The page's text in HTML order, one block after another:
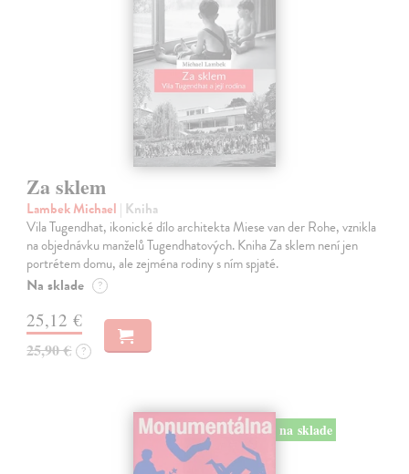
Za sklem
Lambek Michael | Kniha
Vila Tugendhat, ikonické dílo architekta Miese van der Rohe, vznikla
na objednávku manželů Tugendhatových. Kniha Za sklem není jen
portrétem domu, ale zejména rodiny s ním spjaté.
Na sklade ?
25,12 €
25,90 € ?
na sklade